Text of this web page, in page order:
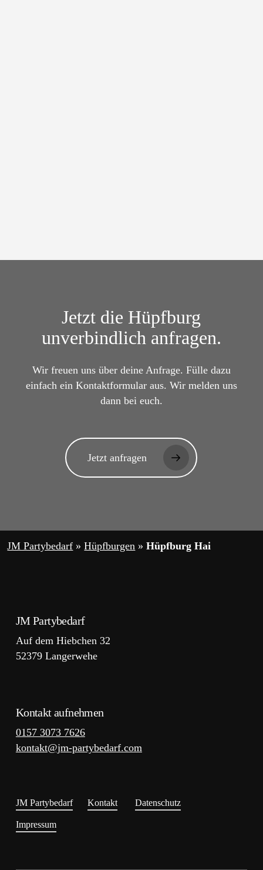
Jetzt die Hüpfburg
unverbindlich anfragen.
Wir freuen uns über deine Anfrage. Fülle dazu
einfach ein Kontaktformular aus. Wir melden uns
dann bei euch.
Jetzt anfragen
JM Partybedarf »Hüpfburgen »Hüpfburg Hai
JM Partybedarf
Auf dem Hiebchen 32
52379 Langerwehe
Kontakt aufnehmen
0157 3073 7626
kontakt@jm-partybedarf.com
JM Partybedarf Kontakt Datenschutz
Impressum